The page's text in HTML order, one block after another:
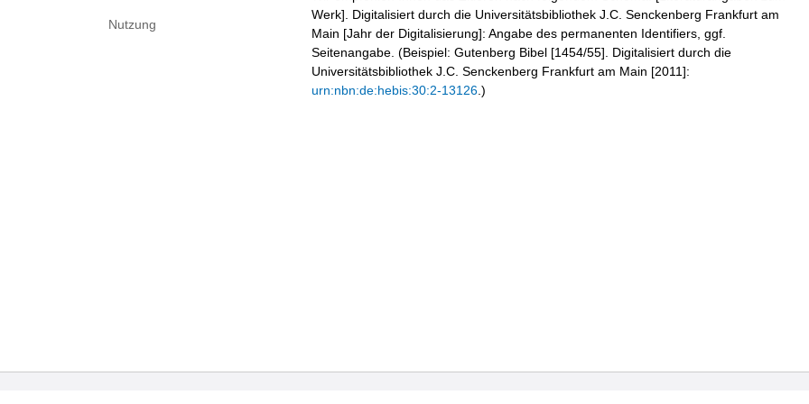
Nutzung
Werk]. Digitalisiert durch die Universitätsbibliothek J.C. Senckenberg Frankfurt am
Main [Jahr der Digitalisierung]: Angabe des permanenten Identifiers, ggf.
Seitenangabe. (Beispiel: Gutenberg Bibel [1454/55]. Digitalisiert durch die
Universitätsbibliothek J.C. Senckenberg Frankfurt am Main [2011]:
urn:nbn:de:hebis:30:2-13126 .)